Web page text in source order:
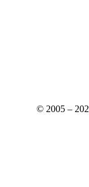
© 2005 –